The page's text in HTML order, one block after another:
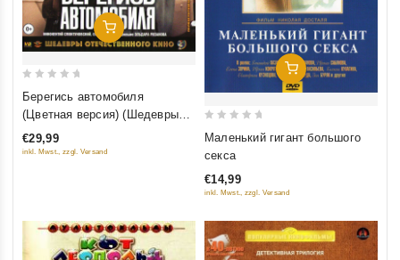
Добавить В Корзину
out
5
Берегись автомобиля
(Цветная версия) (Шедевры
отечественного кино) (Blu-ray)
€29,99
inkl. Mwst., zzgl. Versand
Добавить В Корзину
5
Маленький гигант большого
секса
€14,99
inkl. Mwst., zzgl. Versand